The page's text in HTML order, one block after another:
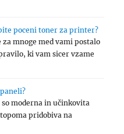
poceni toner za printer?
mnoge med vami postalo
ki vam sicer vzame
moderna in učinkovita
pridobiva na